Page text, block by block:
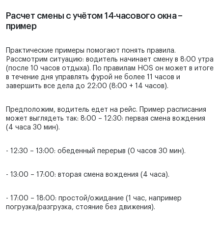
Расчет смены с учётом 14-часового окна –
пример
Практические примеры помогают понять правила.
Рассмотрим ситуацию: водитель начинает смену в 8:00 утра
(после 10 часов отдыха). По правилам HOS он может в итоге
в течение дня управлять фурой не более 11 часов и
завершить все дела до 22:00 (8:00 + 14 часов).
Предположим, водитель едет на рейс. Пример расписания
может выглядеть так: 8:00 – 12:30: первая смена вождения
(4 часа 30 мин).
- 12:30 – 13:00: обеденный перерыв (0 часов 30 мин).
- 13:00 – 17:00: вторая смена вождения (4 часа).
- 17:00 – 18:00: простой/ожидание (1 час, например
погрузка/разгрузка, стояние без движения).